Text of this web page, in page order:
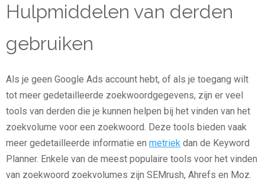
Hulpmiddelen van derden
gebruiken
Als je geen Google Ads account hebt, of als je toegang wilt
tot meer gedetailleerde zoekwoordgegevens, zijn er veel
tools van derden die je kunnen helpen bij het vinden van het
zoekvolume voor een zoekwoord. Deze tools bieden vaak
meer gedetailleerde informatie en metriek dan de Keyword
Planner. Enkele van de meest populaire tools voor het vinden
van zoekwoord zoekvolumes zijn SEMrush, Ahrefs en Moz.